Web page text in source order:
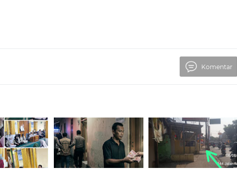
Komentar